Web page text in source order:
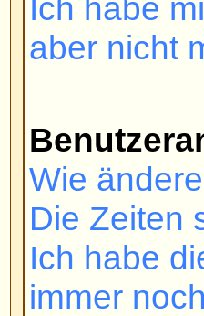
Die Zeiten
Ich habe die
Wie kann ich
anzeigen?
Wie kann ich
Wenn ich auf
werde ich